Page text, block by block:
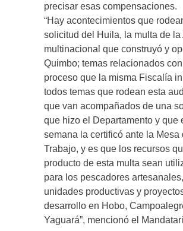
precisar esas compensaciones.
“Hay acontecimientos que
solicitud del Huila, la multa de la
multinacional que construyó y
Quimbo; temas relacionados con
proceso que la misma Fiscalía
todos temas que rodean esta
que van acompañados de una
que hizo el Departamento y que
semana la certificó ante la Mesa
Trabajo, y es que los recursos
producto de esta multa sean
para los pescadores
unidades productivas y
desarrollo en Hobo,
Yaguará”, mencionó el